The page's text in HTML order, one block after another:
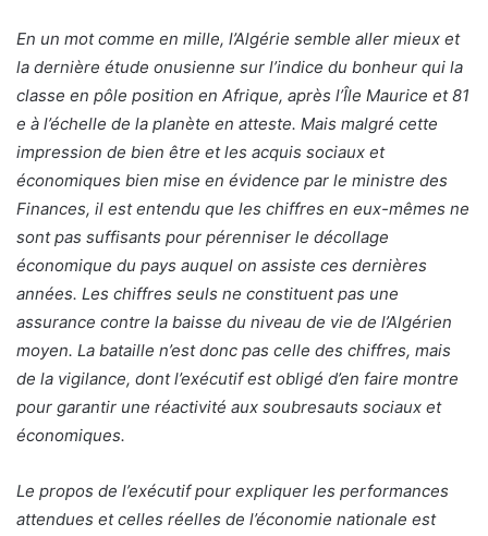
En un mot comme en mille, l’Algérie semble aller mieux et
la dernière étude onusienne sur l’indice du bonheur qui la
classe en pôle position en Afrique, après l’Île Maurice et 81
e à l’échelle de la planète en atteste. Mais malgré cette
impression de bien être et les acquis sociaux et
économiques bien mise en évidence par le ministre des
Finances, il est entendu que les chiffres en eux-mêmes ne
sont pas suffisants pour pérenniser le décollage
économique du pays auquel on assiste ces dernières
années. Les chiffres seuls ne constituent pas une
assurance contre la baisse du niveau de vie de l’Algérien
moyen. La bataille n’est donc pas celle des chiffres, mais
de la vigilance, dont l’exécutif est obligé d’en faire montre
pour garantir une réactivité aux soubresauts sociaux et
économiques.
Le propos de l’exécutif pour expliquer les performances
attendues et celles réelles de l’économie nationale est